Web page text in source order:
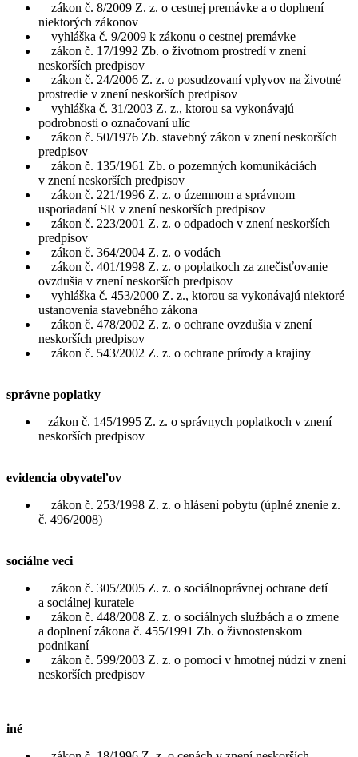
zákon č. 8/2009 Z. z. o cestnej premávke a o doplnení
niektorých zákonov
vyhláška č. 9/2009 k zákonu o cestnej premávke
zákon č. 17/1992 Zb. o životnom prostredí v znení
neskorších predpisov
zákon č. 24/2006 Z. z. o posudzovaní vplyvov na životné
prostredie v znení neskorších predpisov
vyhláška č. 31/2003 Z. z., ktorou sa vykonávajú
podrobnosti o označovaní ulíc
zákon č. 50/1976 Zb. stavebný zákon v znení neskorších
predpisov
zákon č. 135/1961 Zb. o pozemných komunikáciách
v znení neskorších predpisov
zákon č. 221/1996 Z. z. o územnom a správnom
usporiadaní SR v znení neskorších predpisov
zákon č. 223/2001 Z. z. o odpadoch v znení neskorších
predpisov
zákon č. 364/2004 Z. z. o vodách
zákon č. 401/1998 Z. z. o poplatkoch za znečisťovanie
ovzdušia v znení neskorších predpisov
vyhláška č. 453/2000 Z. z., ktorou sa vykonávajú niektoré
ustanovenia stavebného zákona
zákon č. 478/2002 Z. z. o ochrane ovzdušia v znení
neskorších predpisov
zákon č. 543/2002 Z. z. o ochrane prírody a krajiny
správne poplatky
zákon č. 145/1995 Z. z. o správnych poplatkoch v znení
neskorších predpisov
evidencia obyvateľov
zákon č. 253/1998 Z. z. o hlásení pobytu (úplné znenie z.
č. 496/2008)
sociálne veci
zákon č. 305/2005 Z. z. o sociálnoprávnej ochrane detí
a sociálnej kuratele
zákon č. 448/2008 Z. z. o sociálnych službách a o zmene
a doplnení zákona č. 455/1991 Zb. o živnostenskom
podnikaní
zákon č. 599/2003 Z. z. o pomoci v hmotnej núdzi v znení
neskorších predpisov
iné